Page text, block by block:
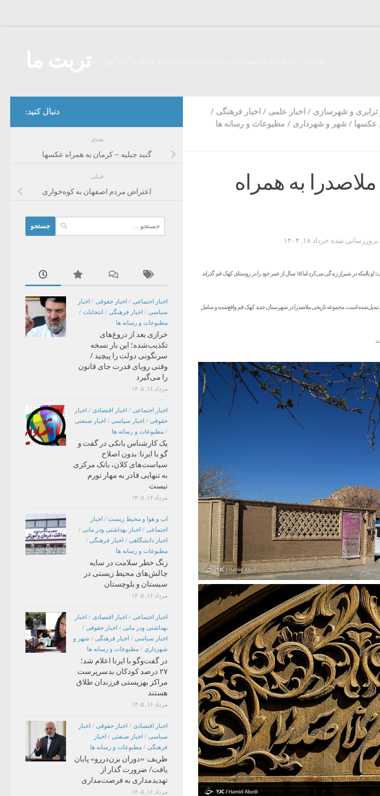
و ترابری و شهرسازی / اخبار علمی / اخبار فرهنگی /
عکسها / شهر و شهرداری / مطبوعات و رسانه ها
به همراه
بروزرسانی شده خرداد ۱۸, ۱۴۰۴
گروه عکس: این خانه متعلق به فیلسوف معروف قرن یازدهم هجری است؛ او بااینکه در شیراز زندگی می‌کرد اما ۱۵ سال از عمر خود را در روستای کهک قم گذراند.
تبدیل‌شده است. مجموعه تاریخی ملاصدرا در شهرستان جدید کهک قم واقع‌شده و شامل
دنبال کنید:
بعدی
گنبد جبلیه – کرمان به همراه عکسها
قبلی
اعتراض مردم اصفهان به کوه‌خواری
برای:
اخبار اجتماعی / اخبار حقوقی / اخبار
سیاسی / اخبار فرهنگی / انتخابات /
مطبوعات و رسانه ها
خرازی بعد از دروغ‌های
تکذیب‌شده؛ این بار نسخه
سرنگونی دولت را پیچید /
وقتی رویای قدرت جای قانون
را می‌گیرد
مرداد ۱۶, ۱۴۰۵
اخبار اجتماعی / اخبار اقتصادی / اخبار
حقوقی / اخبار سیاسی / اخبار صنعتی
/ مطبوعات و رسانه ها
یک کارشناس بانکی در گفت و
گو با ایرنا: بدون اصلاح
سیاست‌های کلان، بانک مرکزی
به تنهایی قادر به مهار تورم
نیست
مرداد ۱۶, ۱۴۰۵
اب و هوا و محیط زیست / اخبار
اجتماعی / اخبار بهداشتی ودر مانی /
اخبار دانشگاهی / اخبار فرهنگی /
مطبوعات و رسانه ها
زنگ خطر سلامت در سایه
چالش‌های محیط زیستی در
سیستان و بلوچستان
مرداد ۱۶, ۱۴۰۵
اخبار اجتماعی / اخبار اقتصادی / اخبار
بهداشتی ودر مانی / اخبار حقوقی /
اخبار سیاسی / اخبار فرهنگی / شهر و
شهرداری / مطبوعات و رسانه ها
در گفت‌وگو با ایرنا اعلام شد؛
۲۷ درصد کودکان بدسرپرست
مراکز بهزیستی فرزندان طلاق
هستند
مرداد ۱۶, ۱۴۰۵
اخبار اقتصادی / اخبار حقوقی / اخبار
سیاسی / اخبار صنعتی / اخبار
فرهنگی / مطبوعات و رسانه ها
ظریف: «دوران بزن‌دررو» پایان
یافت/ ضرورت گذار از
تهدیدمداری به فرصت‌مداری
مرداد ۱۶, ۱۴۰۵